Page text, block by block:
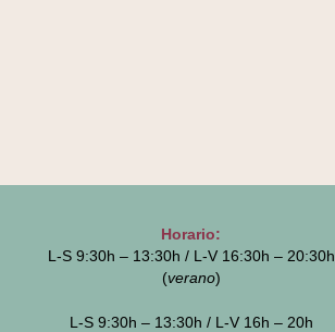
Horario:
L-S 9:30h – 13:30h / L-V 16:30h – 20:30h
(verano)
L-S 9:30h – 13:30h / L-V 16h – 20h